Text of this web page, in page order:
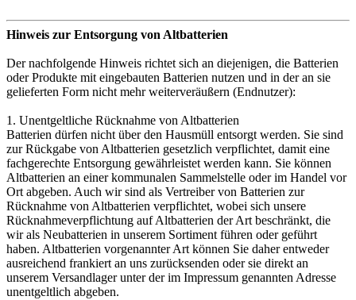
Hinweis zur Entsorgung von Altbatterien
Der nachfolgende Hinweis richtet sich an diejenigen, die Batterien
oder Produkte mit eingebauten Batterien nutzen und in der an sie
gelieferten Form nicht mehr weiterveräußern (Endnutzer):
1. Unentgeltliche Rücknahme von Altbatterien
Batterien dürfen nicht über den Hausmüll entsorgt werden. Sie sind
zur Rückgabe von Altbatterien gesetzlich verpflichtet, damit eine
fachgerechte Entsorgung gewährleistet werden kann. Sie können
Altbatterien an einer kommunalen Sammelstelle oder im Handel vor
Ort abgeben. Auch wir sind als Vertreiber von Batterien zur
Rücknahme von Altbatterien verpflichtet, wobei sich unsere
Rücknahmeverpflichtung auf Altbatterien der Art beschränkt, die
wir als Neubatterien in unserem Sortiment führen oder geführt
haben. Altbatterien vorgenannter Art können Sie daher entweder
ausreichend frankiert an uns zurücksenden oder sie direkt an
unserem Versandlager unter der im Impressum genannten Adresse
unentgeltlich abgeben.